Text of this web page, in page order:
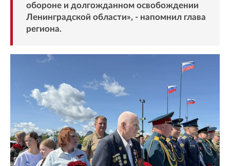
обороне и долгожданном освобождении
Ленинградской области», - напомнил глава
региона.